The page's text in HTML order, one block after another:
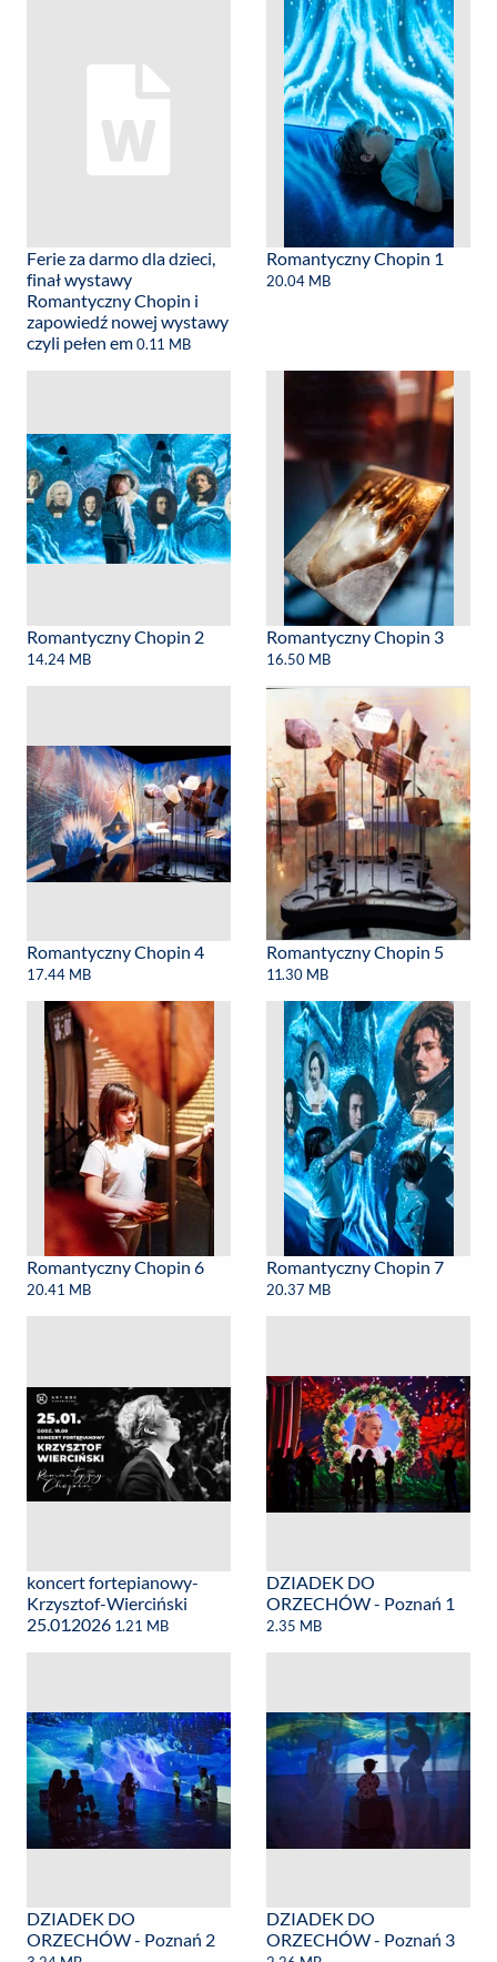
Ferie za darmo dla dzieci,
finał wystawy
Romantyczny Chopin i
zapowiedź nowej wystawy
czyli pełen em0.11 MB
Romantyczny Chopin 1
20.04 MB
Romantyczny Chopin 2
14.24 MB
Romantyczny Chopin 3
16.50 MB
Romantyczny Chopin 4
17.44 MB
Romantyczny Chopin 5
11.30 MB
Romantyczny Chopin 6
20.41 MB
Romantyczny Chopin 7
20.37 MB
koncert fortepianowy-
Krzysztof-Wierciński
25.01.2026 1.21 MB
DZIADEK DO
ORZECHÓW - Poznań 1
2.35 MB
DZIADEK DO
ORZECHÓW - Poznań 2
DZIADEK DO
ORZECHÓW - Poznań 3